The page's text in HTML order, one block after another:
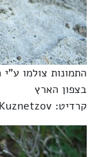
התמונות צולמו ע"י
בצפון הארץ
קרדיט: Roman Kuznetzov